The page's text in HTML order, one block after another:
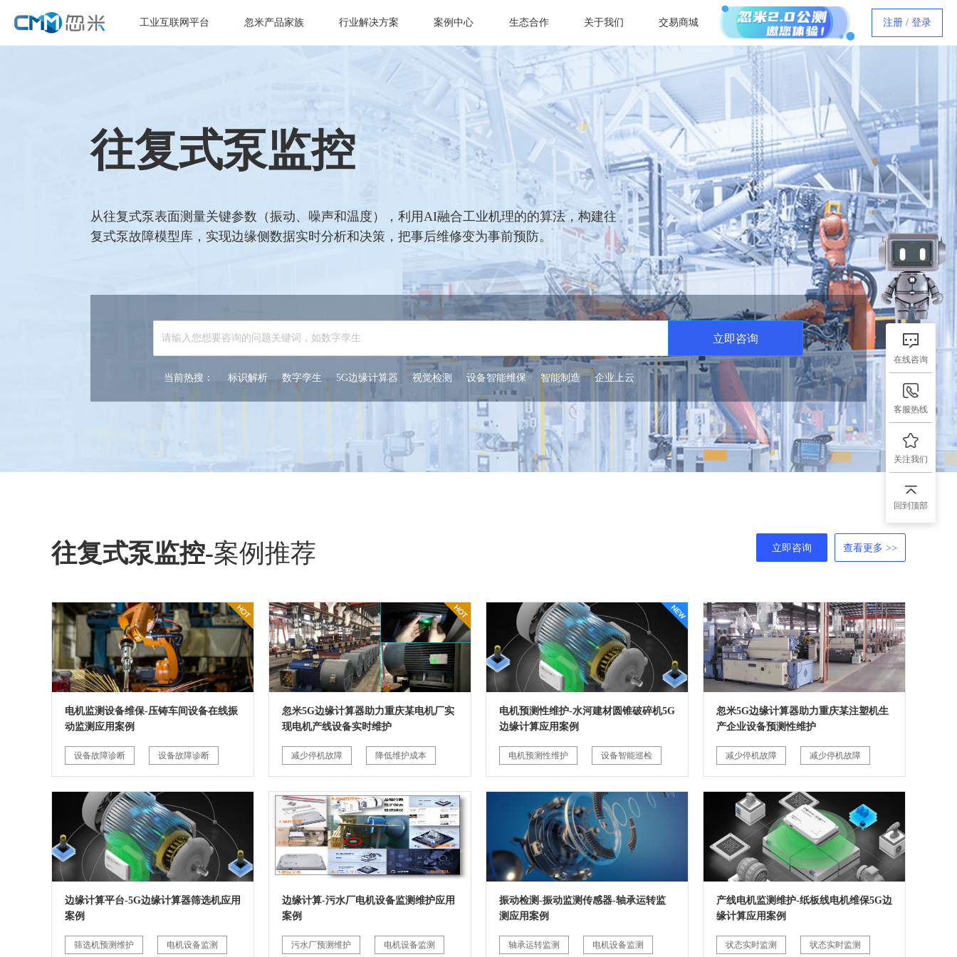
工业互联网平台 忽米产品家族 行业解决方案 案例中心 生态合作 关于我们 交易商城 注册 / 登录
往复式泵监控
从往复式泵表面测量关键参数（振动、噪声和温度），利用AI融合工业机理的的算法，构建往
复式泵故障模型库，实现边缘侧数据实时分析和决策，把事后维修变为事前预防。
立即咨询
当前热搜： 标识解析 数字孪生 5G边缘计算器 视觉检测 设备智能维保 智能制造 企业上云
往复式泵监控-案例推荐 立即咨询 查看更多 >>
电机监测设备维保-压铸车间设备在线振
动监测应用案例
设备故障诊断 设备故障诊断
忽米5G边缘计算器助力重庆某电机厂实
现电机产线设备实时维护
减少停机故障 降低维护成本
电机预测性维护-水河建材圆锥破碎机5G
边缘计算应用案例
电机预测性维护 设备智能巡检
忽米5G边缘计算器助力重庆某注塑机生
产企业设备预测性维护
减少停机故障 减少停机故障
边缘计算平台-5G边缘计算器筛选机应用
案例
筛选机预测维护 电机设备监测
边缘计算-污水厂电机设备监测维护应用
案例
污水厂预测维护 电机设备监测
振动检测-振动监测传感器-轴承运转监
测应用案例
轴承运转监测 电机设备监测
产线电机监测维护-纸板线电机维保5G边
缘计算应用案例
状态实时监测 状态实时监测
在线咨询
客服热线
关注我们
回到顶部